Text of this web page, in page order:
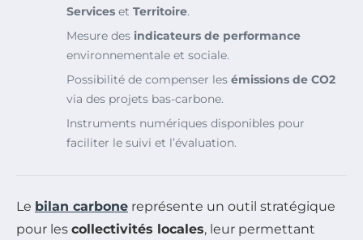
Services et Territoire.
Mesure des indicateurs de performance
environnementale et sociale.
Possibilité de compenser les émissions de CO2
via des projets bas-carbone.
Instruments numériques disponibles pour
faciliter le suivi et l’évaluation.
Le bilan carbone représente un outil stratégique
pour les collectivités locales, leur permettant